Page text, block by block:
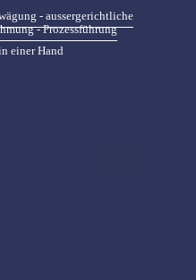
- aussergerichtliche
- Prozessführung
einer Hand